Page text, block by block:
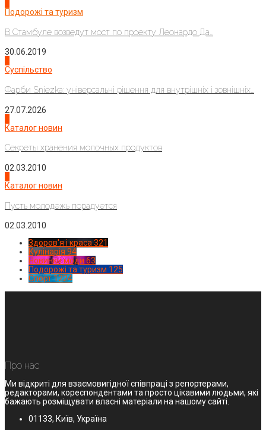
Подорожі та туризм
В Стамбуле возведут мост по проекту Леонардо Да...
30.06.2019
Суспільство
Фарби Sniezka: універсальні рішення для внутрішніх і зовнішніх...
27.07.2026
Каталог новин
Секреты хранения молочных продуктов
02.03.2010
Каталог новин
Пусть молодежь порадуется
02.03.2010
Здоров'я і краса 321
Кулінарія 94
Новинки моди 63
Подорожі та туризм 125
Спорт1224
Про нас
Ми відкриті для взаємовигідної співпраці з репортерами,
редакторами, кореспондентами та просто цікавими людьми, які
бажають розміщувати власні матеріали на нашому сайті.
01133, Київ, Україна